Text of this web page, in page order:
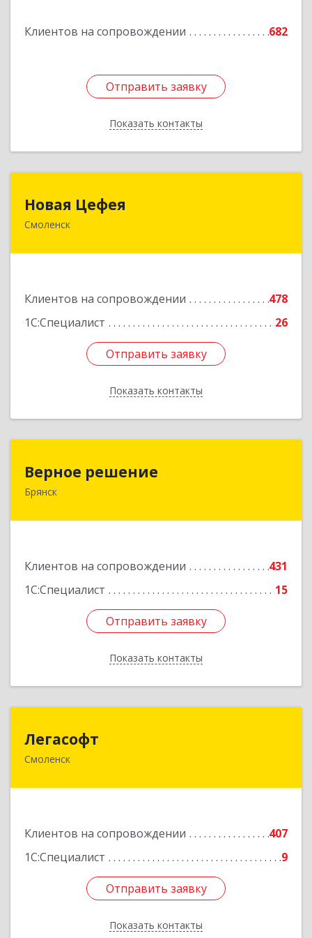
Клиентов на сопровождении 682
Отправить заявку
Показать контакты
Отправить заявку
Назад
Новая Цефея
Смоленск
Клиентов на сопровождении
478
1С:Специалист
26
Отправить заявку
Показать контакты
214018, Смоленская обл, Смоленск г, Раевского
Отправить заявку
Назад
Верное решение
Брянск
Клиентов на сопровождении
431
1С:Специалист
15
Отправить заявку
Показать контакты
241035, Брянская обл, Брянск г, Ульянова ул,
Отправить заявку
Назад
Легасофт
Смоленск
Клиентов на сопровождении
407
1С:Специалист
9
Отправить заявку
Показать контакты
214018, Смоленская обл, Смоленск г, Ново-
Отправить заявку
Назад